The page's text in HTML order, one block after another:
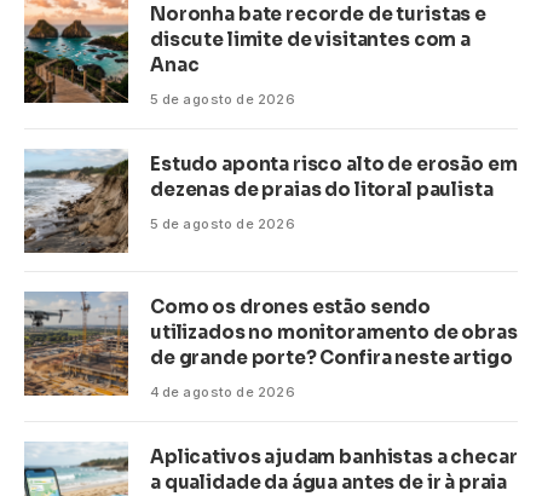
Noronha bate recorde de turistas e
discute limite de visitantes com a
Anac
5 de agosto de 2026
Estudo aponta risco alto de erosão em
dezenas de praias do litoral paulista
5 de agosto de 2026
Como os drones estão sendo
utilizados no monitoramento de obras
de grande porte? Confira neste artigo
4 de agosto de 2026
Aplicativos ajudam banhistas a checar
a qualidade da água antes de ir à praia